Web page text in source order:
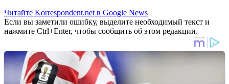
Читайте Korrespondent.net в Google News
Если вы заметили ошибку, выделите необходимый текст и
нажмите Ctrl+Enter, чтобы сообщить об этом редакции.